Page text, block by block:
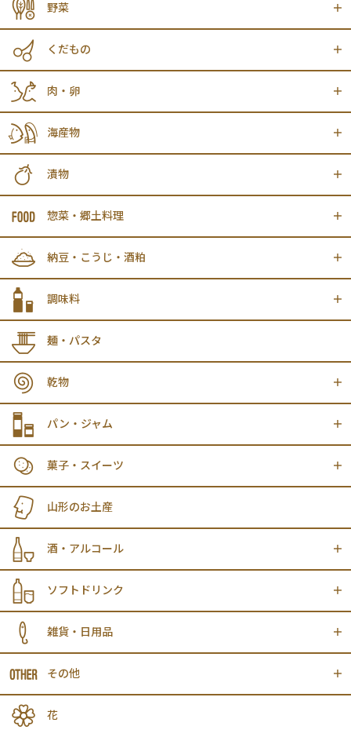
野菜
くだもの
肉・卵
海産物
漬物
惣菜・郷土料理
納豆・こうじ・酒粕
調味料
麺・パスタ
乾物
パン・ジャム
菓子・スイーツ
山形のお土産
酒・アルコール
ソフトドリンク
雑貨・日用品
その他
花